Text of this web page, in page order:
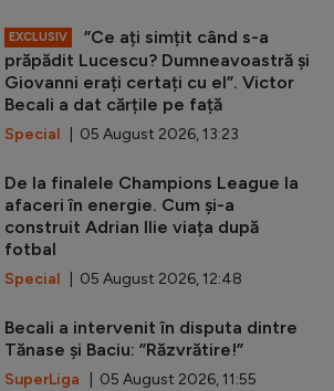
EXCLUSIV
”Ce ați simțit când s-a
prăpădit Lucescu? Dumneavoastră și
Giovanni erați certați cu el”. Victor
Becali a dat cărțile pe față
Special | 05 August 2026, 13:23
De la finalele Champions League la
afaceri în energie. Cum și-a
construit Adrian Ilie viața după
fotbal
Special | 05 August 2026, 12:48
Becali a intervenit în disputa dintre
Tănase și Baciu: ”Răzvrătire!”
SuperLiga | 05 August 2026, 11:55